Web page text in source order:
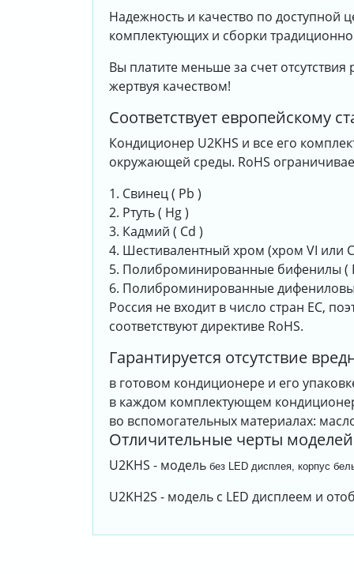
Надежность и качество по
комплектующих и сборки
Вы платите меньше за счет
жертвуя качеством!
Соответствует европейскому
Кондиционер U2KHS и все его
окружающей среды. RoHS
1. Свинец ( Pb )
2. Ртуть ( Hg )
3. Кадмий ( Cd )
4. Шестивалентный хром (хром VI или
5. Полиброминированные бифенилы (
6. Полиброминированные
Россия не входит в число стран ЕС,
соответствуют директиве RoHS.
Гарантируется отсутствие
в готовом кондиционере и его
в каждом комплектующем
во вспомогательных материалах:
Отличительные черты моделей
U2KHS - модель без LED дисплея, корпус
U2KH2S - модель с LED дисплеем и